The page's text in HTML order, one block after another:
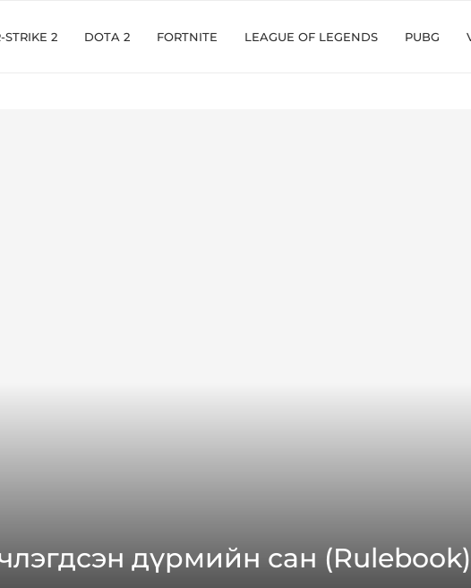
STRIKE 2 DOTA 2 FORTNITE LEAGUE OF LEGENDS PUBG
дүрмийн сан (Rulebook)